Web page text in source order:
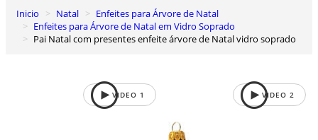
Carrinho de Compras
Inicio Natal
Enfeites para Árvore de Natal
Enfeites para Árvore de Natal em Vidro Soprado
Pai Natal com presentes enfeite árvore de Natal vidro soprado
VIDEO 1 VIDEO 2